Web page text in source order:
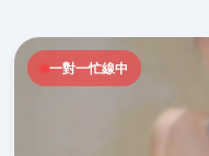
一對一忙線中